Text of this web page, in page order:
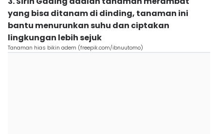
yang bisa ditanam di dinding, tanaman ini
bantu menurunkan suhu dan ciptakan
lingkungan lebih sejuk
Tanaman hias bikin adem (freepik.com/ibnuutomo)